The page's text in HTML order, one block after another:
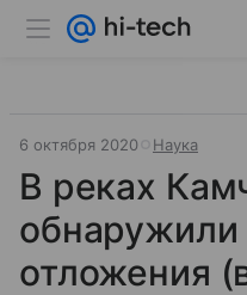
6 октября 2020 Наука
В реках
отложения